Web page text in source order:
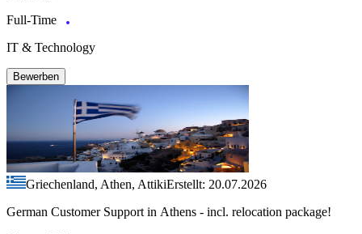
Full-Time
IT & Technology
Bewerben
Griechenland, Athen, AttikiErstellt: 20.07.2026
German Customer Support in Athens - incl. relocation package!